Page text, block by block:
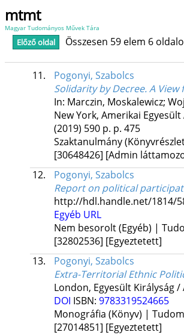
mtmt
Magyar Tudományos Művek Tára
Előző oldal Összesen 59 elem 6
11.
Pogonyi, Szabolcs
Solidarity by Decree. A
In: Marczin, Moskalewicz;
New York, Amerikai Egyesült
(2019) 590 p. p. 475
Szaktanulmány
[30648426] [Admin
12.
Pogonyi, Szabolcs
Report on political
http://hdl.handle.net/1814/
Egyéb URL
Nem besorolt (Egyéb) |
[32802536] [Egyeztetett]
13.
Pogonyi, Szabolcs
Extra-Territorial Ethnic
London, Egyesült Királyság /
DOI ISBN: 9783319524665
Monográfia (Könyv) |
[27014851] [Egyeztetett]